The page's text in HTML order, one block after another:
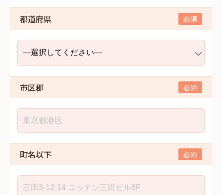
都道府県
市区郡
町名以下